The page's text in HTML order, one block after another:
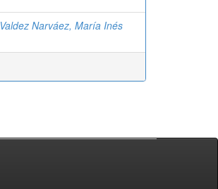
Valdez Narváez, María Inés